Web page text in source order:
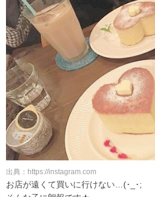
出典：https://instagram.com
お店が遠くて買いに行けない…(･_･;